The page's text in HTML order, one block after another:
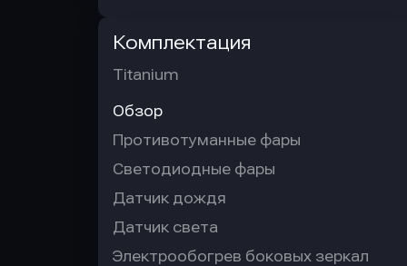
Комплектация
Titanium
Обзор
Противотуманные фары
Светодиодные фары
Датчик дождя
Датчик света
Электрообогрев боковых зеркал